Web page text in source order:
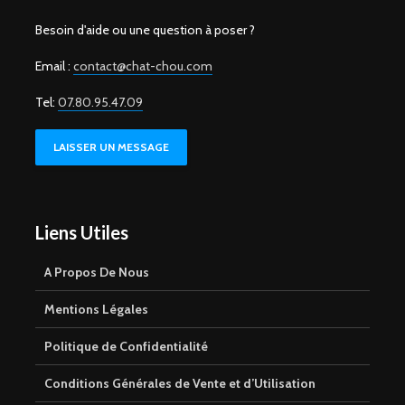
Besoin d'aide ou une question à poser ?
Email : contact@chat-chou.com
Tel: 07.80.95.47.09
LAISSER UN MESSAGE
Liens Utiles
A Propos De Nous
Mentions Légales
Politique de Confidentialité
Conditions Générales de Vente et d’Utilisation